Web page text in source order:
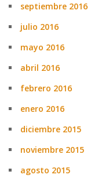
septiembre 2016
julio 2016
mayo 2016
abril 2016
febrero 2016
enero 2016
diciembre 2015
noviembre 2015
agosto 2015